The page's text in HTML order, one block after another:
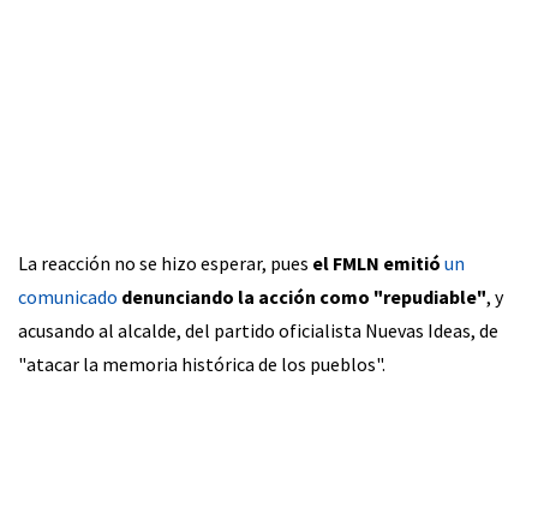
La reacción no se hizo esperar, pues el FMLN emitió un
comunicado denunciando la acción como "repudiable", y
acusando al alcalde, del partido oficialista Nuevas Ideas, de
"atacar la memoria histórica de los pueblos".